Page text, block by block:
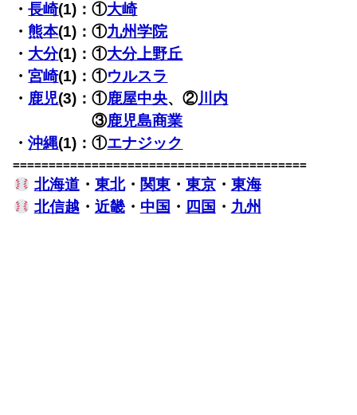
・長崎(1)：①大崎
・ 熊本(1)：①九州学院
・ 大分(1)：①大分上野丘
・宮崎(1)：①ウルスラ
・ 鹿児(3)：①鹿屋中央、②川内
・鹿児(3)：③鹿児島商業
・沖縄(1)：①エナジック
=========================================
北海道・ 東北・ 関東・ 東京・ 東海
北信越・ 近畿・ 中国 ・ 四国 ・ 九州